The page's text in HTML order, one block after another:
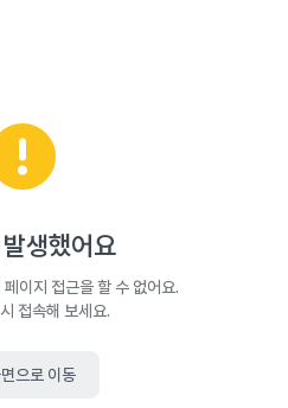
생했어요
이지 접근을 할 수 없어요.
접속해 보세요.
으로 이동